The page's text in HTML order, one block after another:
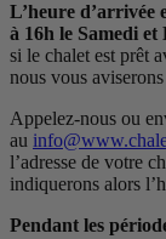
L’heure
à 16h le Samedi
si le chalet est prêt
nous vous
Appelez-nous ou
au
l’adresse de votre
indiquerons alors
Pendant les